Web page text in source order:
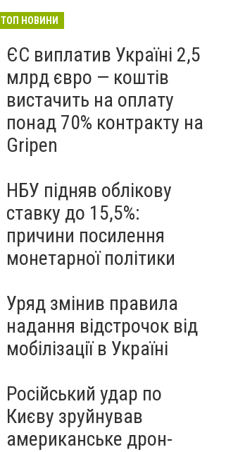
ТОП НОВИНИ
ЄС виплатив Україні 2,5
млрд євро — коштів
вистачить на оплату
понад 70% контракту на
Gripen
НБУ підняв облікову
ставку до 15,5%:
причини посилення
монетарної політики
Уряд змінив правила
надання відстрочок від
мобілізації в Україні
Російський удар по
Києву зруйнував
американське дрон-